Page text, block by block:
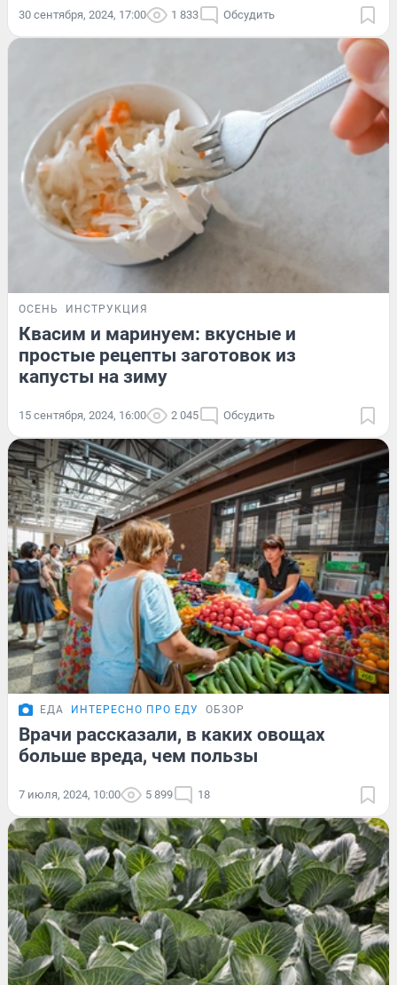
30 сентября, 2024, 17:00 1 833 Обсудить
ОСЕНЬ ИНСТРУКЦИЯ
Квасим и маринуем: вкусные и
простые рецепты заготовок из
капусты на зиму
15 сентября, 2024, 16:00 2 045 Обсудить
ЕДА ИНТЕРЕСНО ПРО ЕДУ ОБЗОР
Врачи рассказали, в каких овощах
больше вреда, чем пользы
7 июля, 2024, 10:00 5 899 18